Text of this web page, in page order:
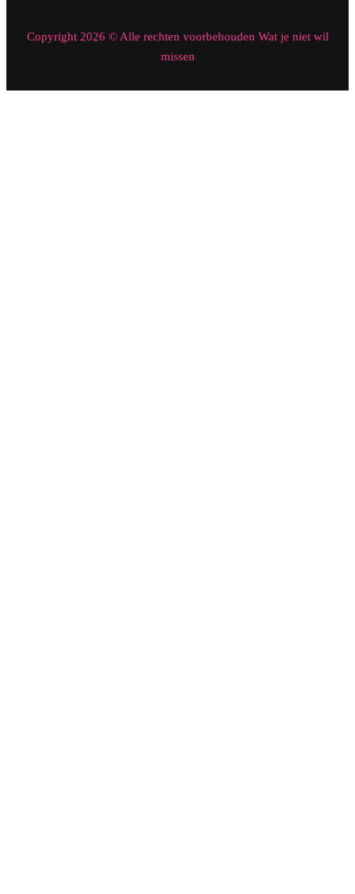
Copyright 2026 © Alle rechten voorbehouden Wat je niet wil
missen